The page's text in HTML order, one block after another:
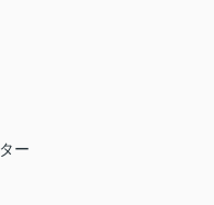
ー